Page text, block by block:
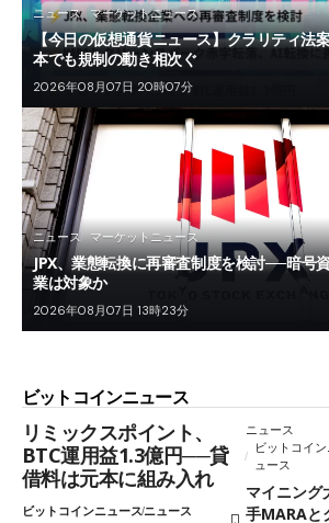
ニュース マーケットニュース
【今日の仮想通貨ニュース】クラリティ法
本でも規制の動き相次ぐ
2026年08月07日 20時07分
ニュース マーケットニュース
JPX、業態転換に再審査制度を検討──暗号
業は対象か
2026年08月07日 13時23分
ビットコインニュース
リミックスポイント、
BTC運用益1.3億円──貸
借料は元本に組み入れ
ビットコインニュースニュース
ニュース
ビットコイン
ュース
マイニング
手MARAと